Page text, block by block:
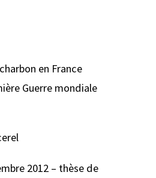
en France
Guerre mondiale
2012 – thèse de